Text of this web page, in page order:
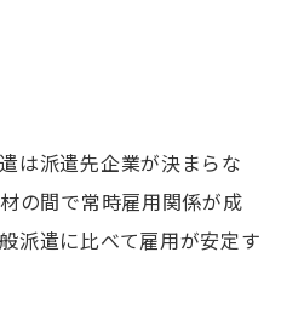
は派遣先企業が決まらな
の間で常時雇用関係が成
派遣に比べて雇用が安定す